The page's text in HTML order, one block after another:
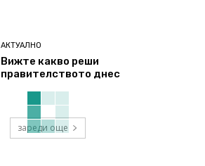
АКТУАЛНО
Вижте какво реши
правителството днес
зареди още